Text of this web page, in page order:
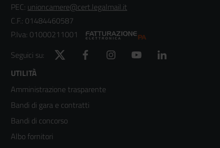
PEC: unioncamere@cert.legalmail.it
C.F.: 01484460587
P.Iva: 01000211001
Seguici su:
Twitter Facebook Instagram YouTube
Footer
menù
colonna
2
UTILITÀ
Amministrazione trasparente
Bandi di gara e contratti
Bandi di concorso
Albo fornitori